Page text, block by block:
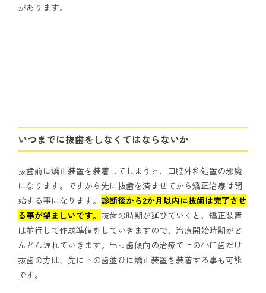
があります。
いつまでに抜歯をしなくてはならないか
抜歯前に矯正装置を装着してしまうと、口腔外科処置の邪魔
になります。ですから先に抜歯を済ませてから矯正治療は開
始する事になります。 診断後から2か月以内に抜歯は完了させ
る事が望ましいです。 抜歯の時期が延びていくと、矯正装置
は並行して作成準備をしていきますので、治療開始時期がど
んどん遅れていきます。出っ歯傾向の治療で上の小臼歯だけ
抜歯の方は、先に下の歯並びに矯正装置を装着する事も可能
です。